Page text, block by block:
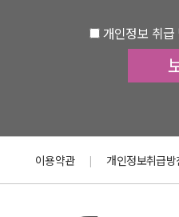
개인정보 취급
이용약관 | 개인정보취급방